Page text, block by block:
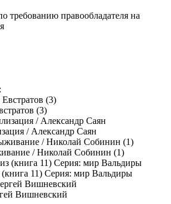
требованию правообладателя на
(3)
/ Александр Саян
/ Николай Собинин (1)
11) Серия: мир Вальдиры
Вишневский